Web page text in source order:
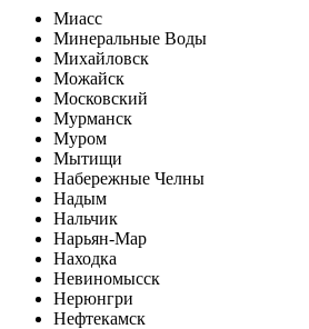
Миасс
Минеральные Воды
Михайловск
Можайск
Московский
Мурманск
Муром
Мытищи
Набережные Челны
Надым
Нальчик
Нарьян-Мар
Находка
Невиномысск
Нерюнгри
Нефтекамск